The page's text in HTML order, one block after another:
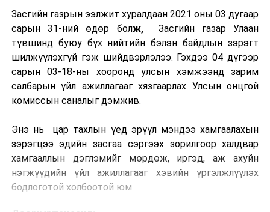
Засгийн газрын ээлжит хуралдаан 2021 оны 03 дугаар
сарын 31-ний өдөр болж, Засгийн газар Улаан
түвшинд буюу бүх нийтийн бэлэн байдлын зэрэгт
шилжүүлэхгүй гэж шийдвэрлэлээ. Гэхдээ 04 дүгээр
сарын 03-18-ны хооронд улсын хэмжээнд зарим
салбарын үйл ажиллагааг хязгаарлах Улсын онцгой
комиссын саналыг дэмжив.
Энэ нь цар тахлын үед эрүүл мэндээ хамгаалахын
зэрэгцээ эдийн засгаа сэргээх зорилгоор халдвар
хамгааллын дэглэмийг мөрдөж, иргэд, аж ахуйн
нэгжүүдийн үйл ажиллагааг хэвийн үргэлжлүүлэх
бодлоготой холбоотой юм.